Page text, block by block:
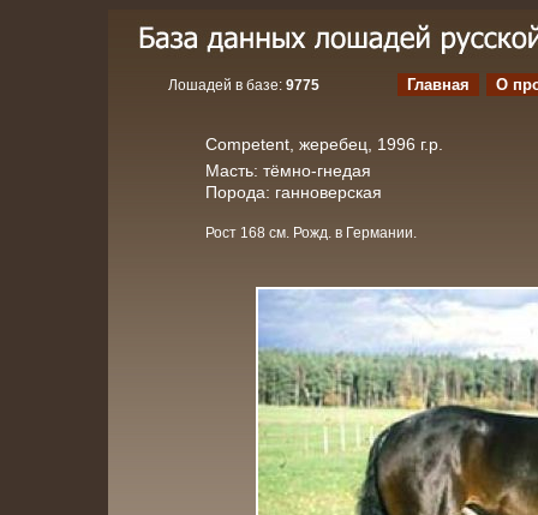
Лошадей в базе: 9775 Главная О
Competent, жеребец, 1996 г.р.
Масть: тёмно-гнедая
Порода: ганноверская
Рост 168 см. Рожд. в Германии.